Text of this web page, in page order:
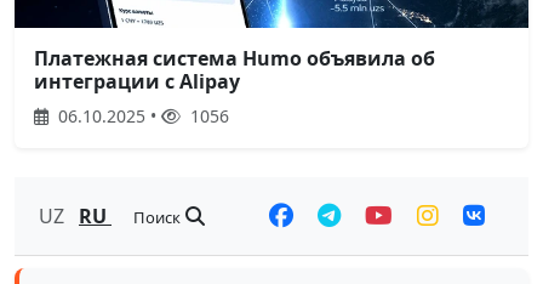
Платежная система Humo объявила об
интеграции с Alipay
06.10.2025 • 1056
UZ RU Поиск